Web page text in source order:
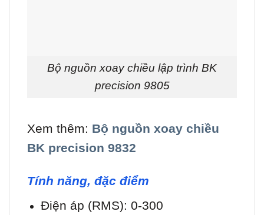
Bộ nguồn xoay chiều lập trình BK
precision 9805
Xem thêm: Bộ nguồn xoay chiều
BK precision 9832
Tính năng, đặc điểm
Điện áp (RMS): 0-300